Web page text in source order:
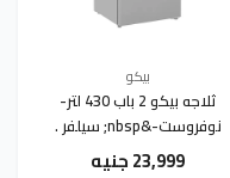
بيكو
ثلاجه بيكو 2 باب 430 لتر-
نوفروست-&nbsp; سيلفر .
23,999 جنيه